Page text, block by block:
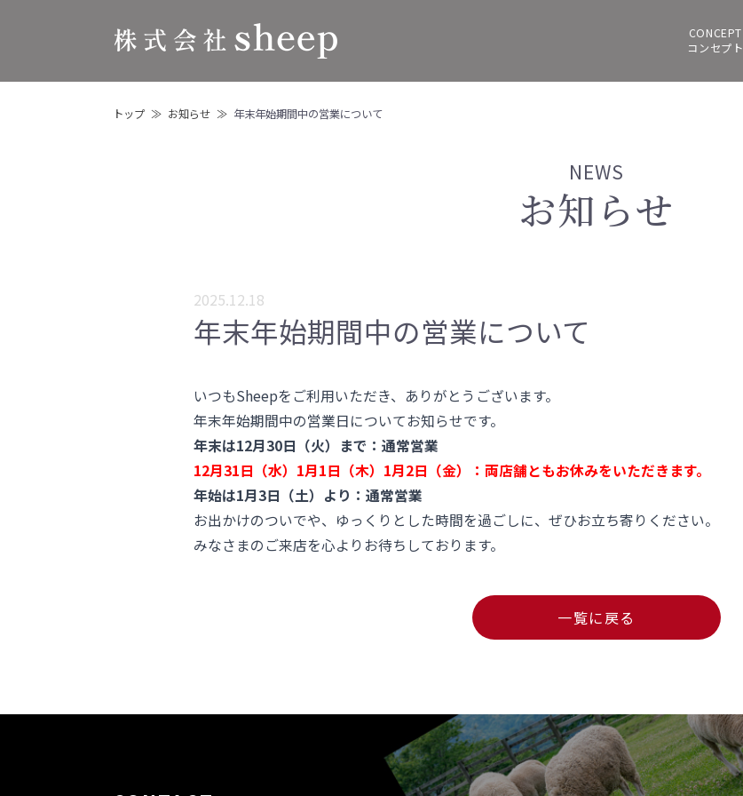
コンセプト
トップ お知らせ 年末年始期間中の営業について
NEWS
お知らせ
2025.12.18
年末年始期間中の営業について
いつもSheepをご利用いただき、ありがとうございます。
年末年始期間中の営業日についてお知らせです。
年末は12月30日（火）まで ：通常営業
12月31日（水）1月1日（木）1月2日（金）：両店舗ともお休みをいただきます。
年始は1月3日（土）より： 通常営業
お出かけのついでや、ゆっくりとした時間を過ごしに、ぜひお立ち寄りください。
みなさまのご来店を心よりお待ちしております。
一覧に戻る